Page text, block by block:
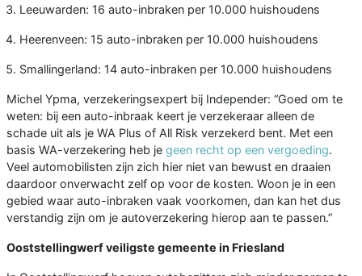
Leeuwarden: 16 auto-inbraken per 10.000 huishoudens
Heerenveen: 15 auto-inbraken per 10.000 huishoudens
Smallingerland: 14 auto-inbraken per 10.000 huishoudens
Michel Ypma, verzekeringsexpert bij Independer: “Goed om te
weten: bij een auto-inbraak keert je verzekeraar alleen de
schade uit als je WA Plus of All Risk verzekerd bent. Met een
basis WA-verzekering heb je geen recht op een vergoeding.
Veel automobilisten zijn zich hier niet van bewust en draaien
daardoor onverwacht zelf op voor de kosten. Woon je in een
gebied waar auto-inbraken vaak voorkomen, dan kan het dus
verstandig zijn om je autoverzekering hierop aan te passen.”
Ooststellingwerf veiligste gemeente in Friesland